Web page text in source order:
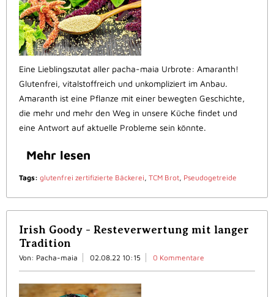
Eine Lieblingszutat aller pacha-maia Urbrote: Amaranth!
Glutenfrei, vitalstoffreich und unkompliziert im Anbau.
Amaranth ist eine Pflanze mit einer bewegten Geschichte,
die mehr und mehr den Weg in unsere Küche findet und
eine Antwort auf aktuelle Probleme sein könnte.
Mehr lesen
Tags: glutenfrei zertifizierte Bäckerei, TCM Brot, Pseudogetreide
Irish Goody - Resteverwertung mit langer
Tradition
Von: Pacha-maia 02.08.22 10:15 0 Kommentare